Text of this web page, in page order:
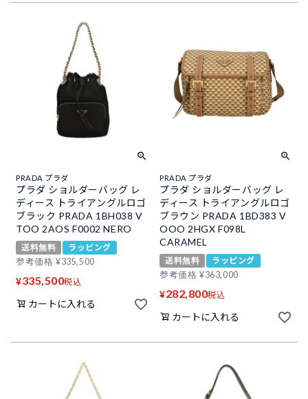
PRADA プラダ
プラダ ショルダーバッグ レ
ディース トライアングルロゴ
ブラック PRADA 1BH038 V
TOO 2AOS F0002 NERO
送料無料
ラッピング
参考価格 ¥335,500
¥335,500税込
カートに入れる
PRADA プラダ
プラダ ショルダーバッグ レ
ディース トライアングルロゴ
ブラウン PRADA 1BD383 V
OOO 2HGX F098L
CARAMEL
送料無料
ラッピング
参考価格 ¥363,000
¥282,800税込
カートに入れる